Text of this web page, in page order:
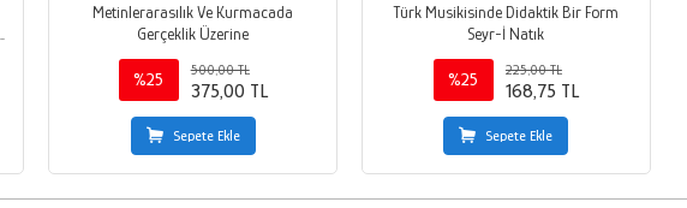
Metinlerarasılık Ve Kurmacada
Gerçeklik Üzerine
%25
500,00 TL
375,00 TL
Sepete Ekle
Türk Musikisinde Didaktik Bir Form
Seyr-İ Natık
%25
225,00 TL
168,75 TL
Sepete Ekle